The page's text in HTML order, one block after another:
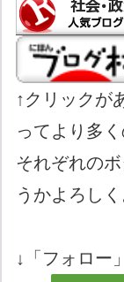
↑クリックが
ってより多
それぞれの
うかよろしく
↓「フォロー